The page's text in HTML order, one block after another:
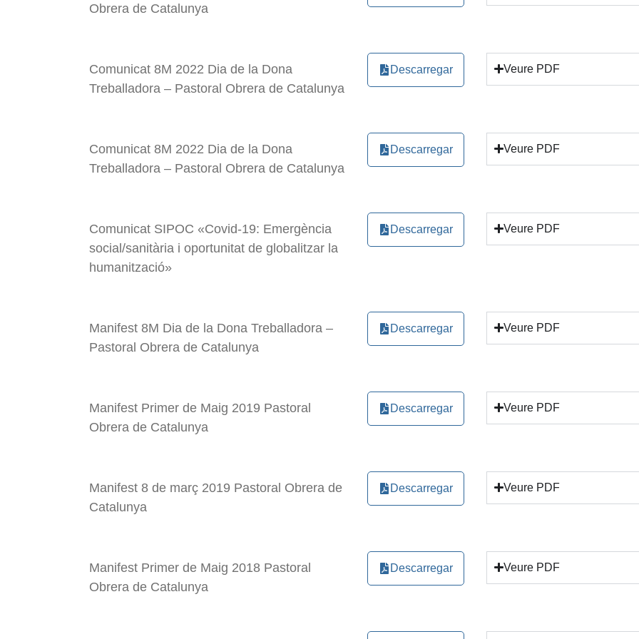
Obrera de Catalunya
Comunicat 8M 2022 Dia de la Dona
Treballadora – Pastoral Obrera de Catalunya
Descarregar Veure PDF
Comunicat 8M 2022 Dia de la Dona
Treballadora – Pastoral Obrera de Catalunya
Descarregar Veure PDF
Comunicat SIPOC «Covid-19: Emergència
social/sanitària i oportunitat de globalitzar la
humanització»
Descarregar Veure PDF
Manifest 8M Dia de la Dona Treballadora –
Pastoral Obrera de Catalunya
Descarregar Veure PDF
Manifest Primer de Maig 2019 Pastoral
Obrera de Catalunya
Descarregar Veure PDF
Manifest 8 de març 2019 Pastoral Obrera de
Catalunya
Descarregar Veure PDF
Manifest Primer de Maig 2018 Pastoral
Obrera de Catalunya
Descarregar Veure PDF
Felicitació Nadal 2024 MMTC
Dia Internacional del Migrant 2024, manifest de l'MMTC
Manifest Pentecosta 2024 MTCE “El Senyor beneeix al seu poble amb el do de la pau”
Manifiesto MMTC Primero de Mayo 2024 “Todo ser humano tiene derecho a vivir dignamente a través del
Missatge 8M 2024 MMTC. “Acelerar la igualdad de género mediante la justicia económica de las mujeres”
“La espiritualidad de los migrantes en las comunidades guatemaltecas”. Missatge MMTC Dia
La situació laboral dels nicaragüencs. Missatge de l'MMTC Dia Internacional del Treball Digne 7-O (2023)
Pasqua 2023 MTCE: Pau a vosaltres, fills i filles d'Ucraïna i de Rússia, fills i filles d'Europa
Felicitació Nadal MTCE 2022
Crida a la participació “Setmana de la dignitat”. Juny de 2014
En Lampedusa hemos naufragado todos. Plataforma d’entitats cristianes amb els immigrants. Novembre